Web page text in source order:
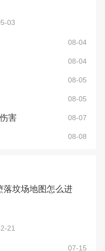
03
08-04
08-04
08-05
08-05
害 08-07
08-08
落坟场地图怎么进
21
07-15